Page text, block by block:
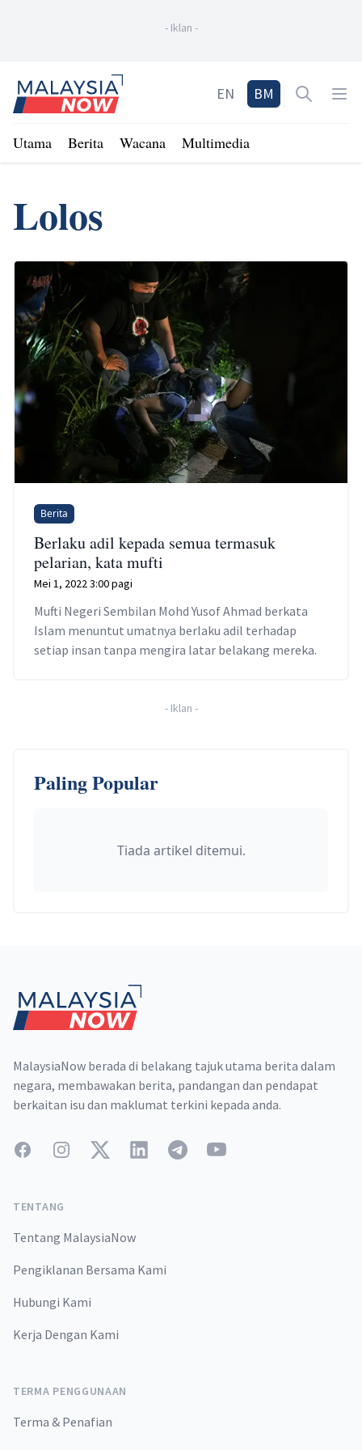
- Iklan -
Home
EN BM Open
Utama Berita Wacana Multimedia
Lolos
Berita
Berlaku adil kepada semua termasuk
pelarian, kata mufti
Mei 1, 2022 3:00 pagi
Mufti Negeri Sembilan Mohd Yusof Ahmad berkata
Islam menuntut umatnya berlaku adil terhadap
setiap insan tanpa mengira latar belakang mereka.
- Iklan -
Paling Popular
Tiada artikel ditemui.
MalaysiaNow berada di belakang tajuk utama berita dalam
negara, membawakan berita, pandangan dan pendapat
berkaitan isu dan maklumat terkini kepada anda.
FacebookInstagramTwitterLinkedInTelegramYouTube
TENTANG
Tentang MalaysiaNow
Pengiklanan Bersama Kami
Hubungi Kami
Kerja Dengan Kami
TERMA PENGGUNAAN
Terma & Penafian